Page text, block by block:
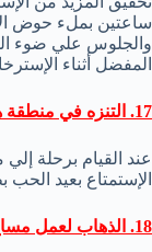
ساعتين بملء حوض
والجلوس علي ضوء
المفضل أثناء
17. التنزه في منطقة هادئة :
عند القيام برحلة
الإستمتاع بعيد
18. الذهاب لعمل مساج :